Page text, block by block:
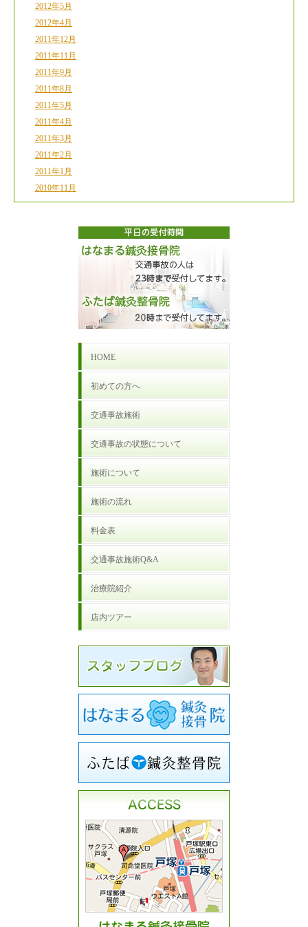
2012年5月
2012年4月
2011年12月
2011年11月
2011年9月
2011年8月
2011年5月
2011年4月
2011年3月
2011年2月
2011年1月
2010年11月
HOME
初めての方へ
交通事故施術
交通事故の状態について
施術について
施術の流れ
料金表
交通事故施術Q&A
治療院紹介
店内ツアー